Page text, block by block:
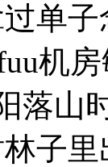
单
机
落山
子